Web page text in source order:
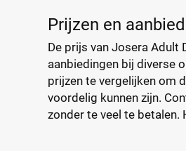
Prijzen en
De prijs van Josera Adult
aanbiedingen bij diverse
prijzen te vergelijken om
voordelig kunnen zijn.
zonder te veel te